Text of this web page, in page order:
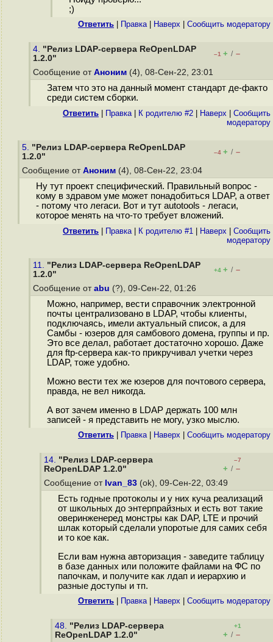
;)
Ответить Правка| Наверх Cообщить модератору
4. "Релиз LDAP-сервера ReOpenLDAP
1.2.0"
–1 + / –
Сообщение от Аноним (4), 08-Сен-22, 23:01
Затем что это на данный момент стандарт де-факто
среди систем сборки.
Ответить Правка| К родителю #2 Наверх
Cообщить
модератору
5. "Релиз LDAP-сервера ReOpenLDAP
1.2.0"
–4 + / –
Сообщение от Аноним (4), 08-Сен-22, 23:04
Ну тут проект специфический. Правильный вопрос -
кому в здравом уме может понадобиться LDAP, а ответ
- потому что легаси. Вот и тут autotools - легаси,
которое менять на что-то требует вложений.
Ответить Правка| К родителю #1 Наверх
Cообщить
модератору
11. "Релиз LDAP-сервера ReOpenLDAP
1.2.0"
+4 + / –
Сообщение от abu (?), 09-Сен-22, 01:26
Можно, например, вести справочник электронной
почты централизовано в LDAP, чтобы клиенты,
подключаясь, имели актуальный список, а для
Самбы - юзеров для самбового домена, группы и пр.
Это все делал, работает достаточно хорошо. Даже
для ftp-сервера как-то прикручивал учетки через
LDAP, тоже удобно.
Можно вести тех же юзеров для почтового сервера,
правда, не вел никогда.
А вот зачем именно в LDAP держать 100 млн
записей - я представить не могу, узко мыслю.
Ответить Правка| Наверх Cообщить модератору
14. "Релиз LDAP-сервера
ReOpenLDAP 1.2.0"
–7
+ / –
Сообщение от Ivan_83 (ok), 09-Сен-22, 03:49
Есть годные протоколы и у них куча реализаций
от школьных до энтерпрайзных и есть вот такие
оверинженеред монстры как DAP, LTE и прочий
шлак который сделали упоротые для самих себя
и то кое как.
Если вам нужна авторизация - заведите таблицу
в базе данных или положите файлами на ФС по
папочкам, и получите как лдап и иерархию и
разные доступы и тп.
Ответить Правка| Наверх Cообщить модератору
48. "Релиз LDAP-сервера
ReOpenLDAP 1.2.0"
+1
+ / –